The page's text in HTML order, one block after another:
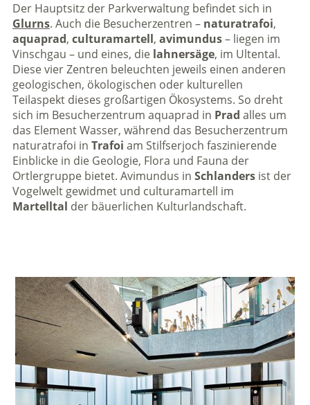
Der Hauptsitz der Parkverwaltung befindet sich in
Glurns. Auch die Besucherzentren – naturatrafoi,
aquaprad, culturamartell, avimundus– liegen im
Vinschgau – und eines, die lahnersäge, im Ultental.
Diese vier Zentren beleuchten jeweils einen anderen
geologischen, ökologischen oder kulturellen
Teilaspekt dieses großartigen Ökosystems. So dreht
sich im Besucherzentrum aquaprad in Prad alles um
das Element Wasser, während das Besucherzentrum
naturatrafoi in Trafoi am Stilfserjoch faszinierende
Einblicke in die Geologie, Flora und Fauna der
Ortlergruppe bietet. Avimundus in Schlanders ist der
Vogelwelt gewidmet und culturamartell im
Martelltal der bäuerlichen Kulturlandschaft.